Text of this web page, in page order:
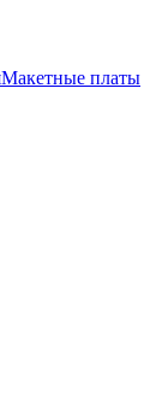
Макетные платы